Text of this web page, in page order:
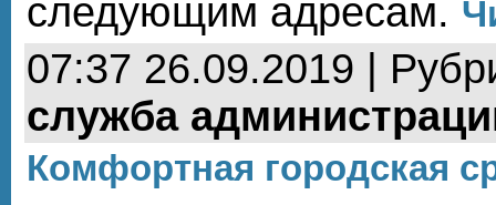
следующим адресам.
07:37 26.09.2019 |
служба
Комфортная городская